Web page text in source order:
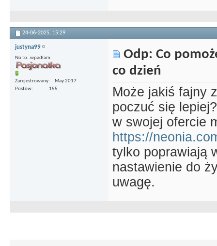
24-06-2025, 15:29
justyna99
No to..wpadłam
Zarejestrowany
May 2017
Postów
155
Odp: Co
co dzień
Może jakiś fajny
poczuć się
w swojej ofercie
https://
tylko poprawiają
nastawienie do
uwagę.